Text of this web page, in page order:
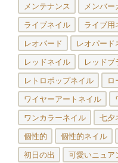
メンテナンス メンバー
ライブネイル ライブ用
レオパード レオパード
レッドネイル レッドブ
レトロポップネイル ロ
ワイヤーアートネイル
ワンカラーネイル 七夕
個性的 個性的ネイル
初日の出 可愛いニュア